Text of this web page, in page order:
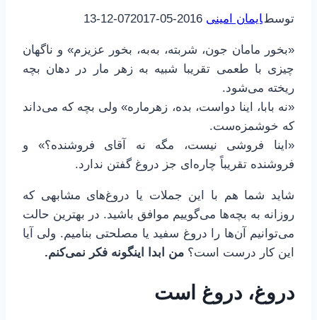
توسطایمان امینی 2016-05-07
2017-12-13
«بخور مامان جون، شربته، به‌به، بخور عزیزم» و ناگهان
چیزی با طعمی تقریبا شبیه به زهر مار در دهان بچه
ریخته می‌شود.
«نه بابا، اینا دواست، بده، زهرماره» ولی بچه که می‌داند
که خوشمزه‌ست.
«اینا فروشی نیست، مگه نه آقای فروشنده؟» و
فروشنده تقریباً چاره‌ای جز دروغ گفتن ندارد.
شاید شما هم با این جملات یا دروغ‌های مشابهی که
روزانه به بچه‌ها می‌گوییم موافق باشید. در بهترین حالت
می‌توانیم آن‌ها را دروغ سفید یا مصلحتی بنامیم. ولی آیا
این کار درست است؟ من ابدا اینگونه فکر نمی‌کنم.
دروغ، دروغ است